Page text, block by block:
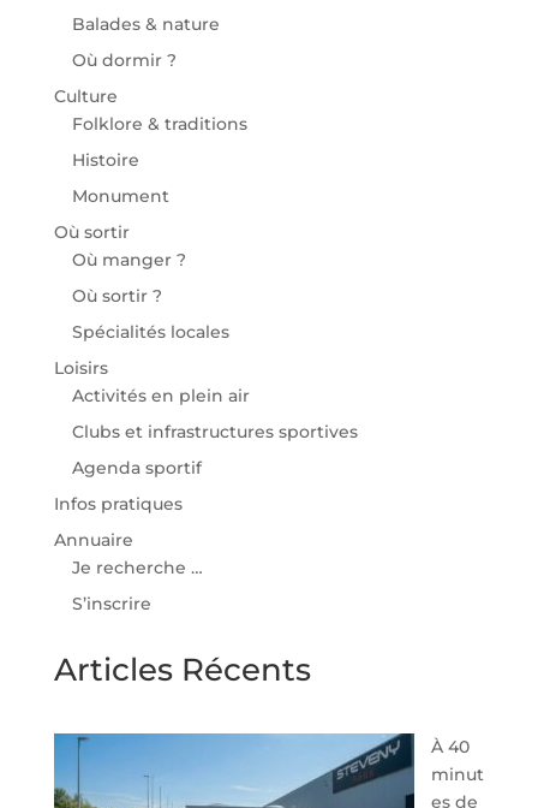
Balades & nature
Où dormir ?
Culture
Folklore & traditions
Histoire
Monument
Où sortir
Où manger ?
Où sortir ?
Spécialités locales
Loisirs
Activités en plein air
Clubs et infrastructures sportives
Agenda sportif
Infos pratiques
Annuaire
Je recherche …
S’inscrire
Articles Récents
À 40
minut
es de